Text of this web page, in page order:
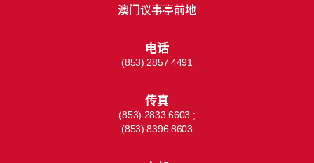
澳门议事亭前地
电话
(853) 2857 4491
传真
(853) 2833 6603 ;
(853) 8396 8603